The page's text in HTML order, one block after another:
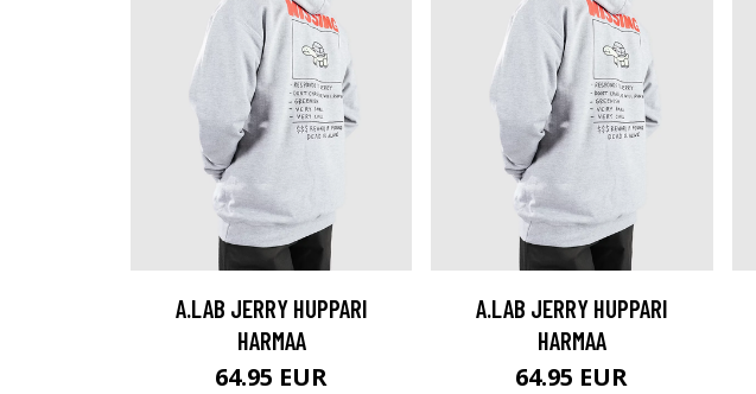
A.LAB JERRY HUPPARI
HARMAA
64.95 EUR
A.LAB JERRY HUPPARI
HARMAA
64.95 EUR